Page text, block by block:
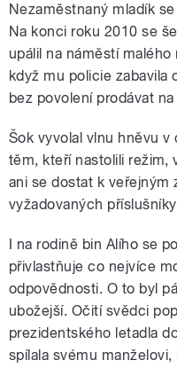
Nezaměstnaný mladík
Na konci roku 2010 se
upálil na náměstí
když mu policie zabavila
bez povolení prodávat
Šok vyvolal vlnu hněvu
těm, kteří nastolili režim,
ani se dostat k veřejným
vyžadovaných
I na rodině bin Alího se
přivlastňuje co nejvíce
odpovědnosti. O to byl
ubožejší. Očití svědci
prezidentského letadla
spílala svému